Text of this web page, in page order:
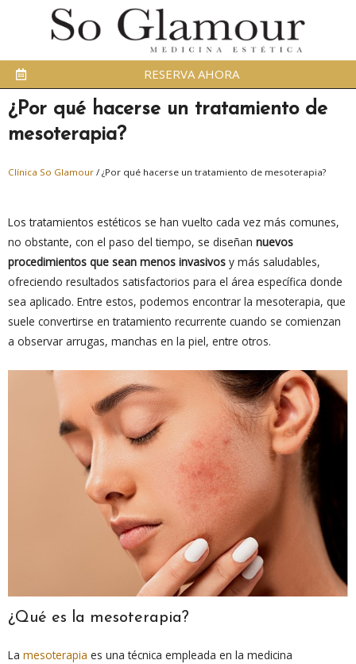
RESERVA AHORA
¿Por qué hacerse un tratamiento de
mesoterapia?
Clínica So Glamour / ¿Por qué hacerse un tratamiento de mesoterapia?
Los tratamientos estéticos se han vuelto cada vez más comunes,
no obstante, con el paso del tiempo, se diseñan nuevos
procedimientos que sean menos invasivos y más saludables,
ofreciendo resultados satisfactorios para el área específica donde
sea aplicado. Entre estos, podemos encontrar la mesoterapia, que
suele convertirse en tratamiento recurrente cuando se comienzan
a observar arrugas, manchas en la piel, entre otros.
¿Qué es la mesoterapia?
La mesoterapia es una técnica empleada en la medicina